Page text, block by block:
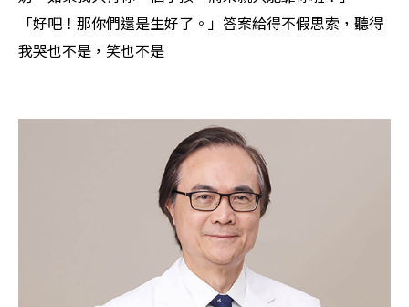
「好吧！那你們還是生好了。」答案給得不假思索，聽得
我哭也不是，笑也不是